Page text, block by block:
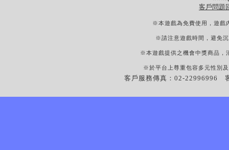
客戶問題
※本遊戲為免費使用，遊戲
※請注意遊戲時間，避免
※本遊戲提供之機會中獎商品，
※於平台上尊重包容多元性別
客戶服務傳真：02-22996996